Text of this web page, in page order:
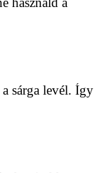
sárga levél. Így